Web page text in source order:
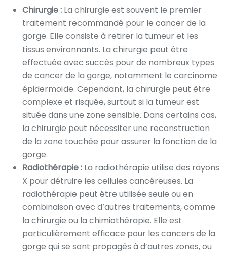
Chirurgie : La chirurgie est souvent le premier
traitement recommandé pour le cancer de la
gorge. Elle consiste à retirer la tumeur et les
tissus environnants. La chirurgie peut être
effectuée avec succès pour de nombreux types
de cancer de la gorge, notamment le carcinome
épidermoïde. Cependant, la chirurgie peut être
complexe et risquée, surtout si la tumeur est
située dans une zone sensible. Dans certains cas,
la chirurgie peut nécessiter une reconstruction
de la zone touchée pour assurer la fonction de la
gorge.
Radiothérapie : La radiothérapie utilise des rayons
X pour détruire les cellules cancéreuses. La
radiothérapie peut être utilisée seule ou en
combinaison avec d’autres traitements, comme
la chirurgie ou la chimiothérapie. Elle est
particulièrement efficace pour les cancers de la
gorge qui se sont propagés à d’autres zones, ou